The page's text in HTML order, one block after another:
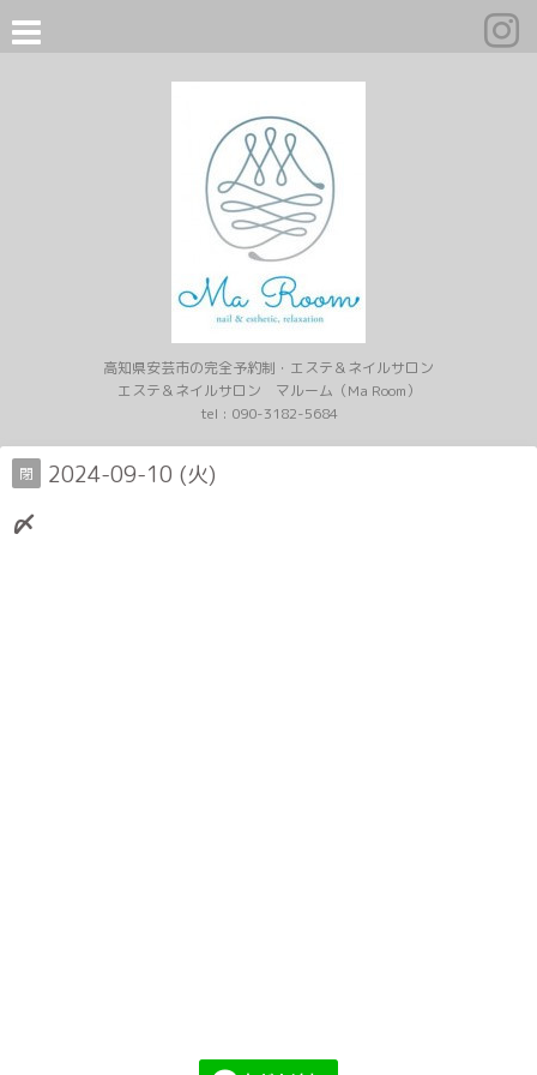
高知県安芸市の完全予約制・エステ＆ネイルサロン
エステ＆ネイルサロン マルーム（Ma Room）
tel : 090-3182-5684
閉 2024-09-10 (火)
〆